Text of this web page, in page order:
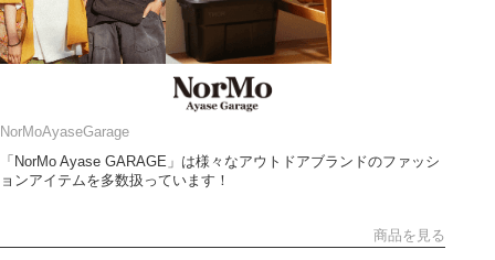
NorMoAyaseGarage
「NorMo Ayase GARAGE」は様々なアウトドアブランドのファッシ
ョンアイテムを多数扱っています！
商品を見る